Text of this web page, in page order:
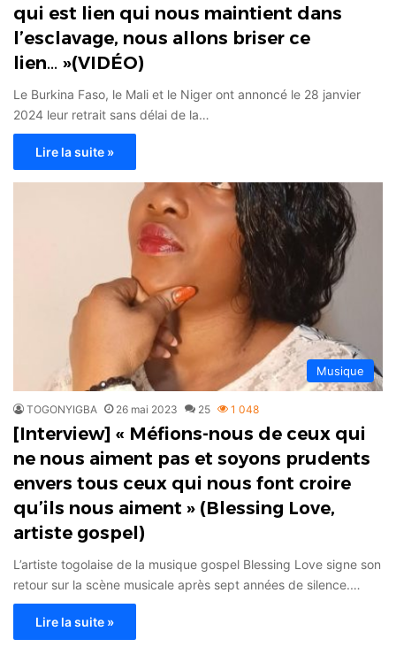
qui est lien qui nous maintient dans
l’esclavage, nous allons briser ce
lien… »(VIDÉO)
Le Burkina Faso, le Mali et le Niger ont annoncé le 28 janvier
2024 leur retrait sans délai de la…
Lire la suite »
Musique
TOGONYIGBA 26 mai 2023 25 1 048
[Interview] « Méfions-nous de ceux qui
ne nous aiment pas et soyons prudents
envers tous ceux qui nous font croire
qu’ils nous aiment » (Blessing Love,
artiste gospel)
L’artiste togolaise de la musique gospel Blessing Love signe son
retour sur la scène musicale après sept années de silence.…
Lire la suite »